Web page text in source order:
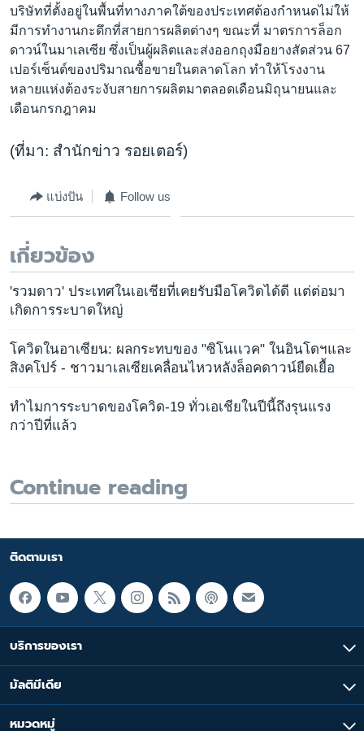
บริษัทที่ตั้งอยู่ในพื้นที่ทางภาคใต้ของประเทศต้องกำหนดไม่ให้
มีการทำงานกะดึกที่สายการผลิตต่างๆ ขณะที่ มาตรการล็อก
ดาวน์ในมาเลเซีย ซึ่งเป็นผู้ผลิตและส่งออกถุงมือยางสัดส่วน 67
เปอร์เซ็นต์ของปริมาณซื้อขายในตลาดโลก ทำให้โรงงาน
หลายแห่งต้องระงับสายการผลิตมาตลอดเดือนมิถุนายนและ
เดือนกรกฎาคม
(ที่มา: สำนักข่าว รอยเตอร์)
แบ่งปัน Follow us
เกี่ยวข้อง
'รวมดาว' ประเทศในเอเชียที่เคยรับมือโควิดได้ดี แต่ต่อมา
เกิดการระบาดใหญ่
โควิดในอาเซียน: ผลกระทบของ "ซิโนเเวค" ในอินโดฯและ
สิงคโปร์ - ชาวมาเลเซียเคลื่อนไหวหลังล็อคดาวน์ยืดเยื้อ
ทำไมการระบาดของโควิด-19 ทั่วเอเชียในปีนี้ถึงรุนแรง
กว่าปีที่แล้ว
Continue reading
ติดตามเรา
บริการของเรา
มัลติมีเดีย
หมวดหมู่